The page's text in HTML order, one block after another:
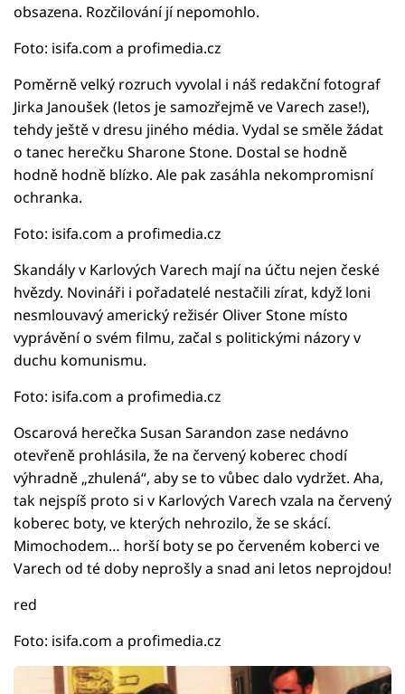
obsazena. Rozčilování jí nepomohlo.
Foto: isifa.com a profimedia.cz
Poměrně velký rozruch vyvolal i náš redakční fotograf
Jirka Janoušek (letos je samozřejmě ve Varech zase!),
tehdy ještě v dresu jiného média. Vydal se směle žádat
o tanec herečku Sharone Stone. Dostal se hodně
hodně hodně blízko. Ale pak zasáhla nekompromisní
ochranka.
Foto: isifa.com a profimedia.cz
Skandály v Karlových Varech mají na účtu nejen české
hvězdy. Novináři i pořadatelé nestačili zírat, když loni
nesmlouvavý americký režisér Oliver Stone místo
vyprávění o svém filmu, začal s politickými názory v
duchu komunismu.
Foto: isifa.com a profimedia.cz
Oscarová herečka Susan Sarandon zase nedávno
otevřeně prohlásila, že na červený koberec chodí
výhradně „zhulená“, aby se to vůbec dalo vydržet. Aha,
tak nejspíš proto si v Karlových Varech vzala na červený
koberec boty, ve kterých nehrozilo, že se skácí.
Mimochodem… horší boty se po červeném koberci ve
Varech od té doby neprošly a snad ani letos neprojdou!
red
Foto: isifa.com a profimedia.cz